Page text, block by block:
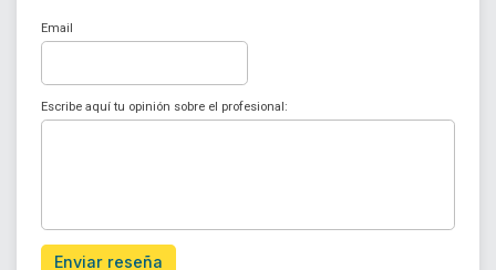
Email
Escribe aquí tu opinión sobre el profesional:
Enviar reseña